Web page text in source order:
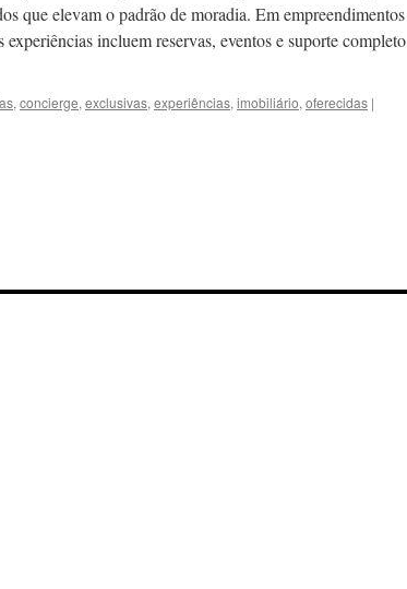
que elevam o padrão de moradia. Em empreendimentos
incluem reservas, eventos e suporte completo
, concierge, exclusivas, experiências, imobiliário, oferecidas |